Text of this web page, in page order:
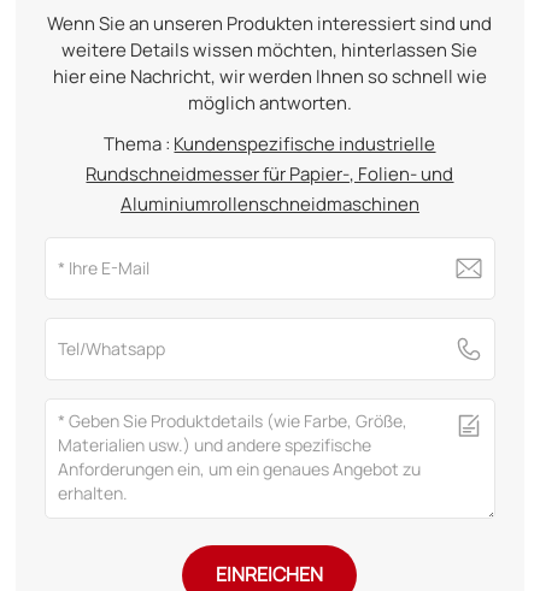
Wenn Sie an unseren Produkten interessiert sind und
weitere Details wissen möchten, hinterlassen Sie
hier eine Nachricht, wir werden Ihnen so schnell wie
möglich antworten.
Thema : Kundenspezifische industrielle
Rundschneidmesser für Papier-, Folien- und
Aluminiumrollenschneidmaschinen
EINREICHEN